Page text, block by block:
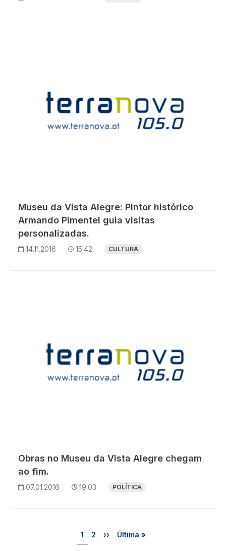
Museu da Vista Alegre: Pintor histórico
Armando Pimentel guia visitas
personalizadas.
14.11.2016 15:42 CULTURA
Obras no Museu da Vista Alegre chegam
ao fim.
07.01.2016 19:03 POLÍTICA
Página
1 Página
2 Próxima página
›› Última página
Última »